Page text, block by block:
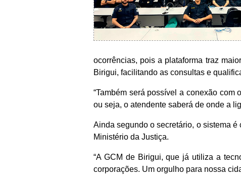
ocorrências, pois a plataforma traz
Birigui, facilitando as consultas e
“Também será possível a conexão com
ou seja, o atendente saberá de onde a
Ainda segundo o secretário, o sistema
Ministério da Justiça.
“A GCM de Birigui, que já utiliza a
corporações. Um orgulho para nossa